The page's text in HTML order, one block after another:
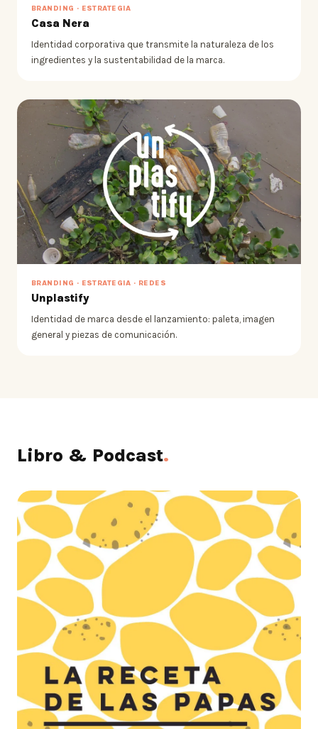
BRANDING · ESTRATEGIA
Casa Nera
Identidad corporativa que transmite la naturaleza de los
ingredientes y la sustentabilidad de la marca.
BRANDING · ESTRATEGIA · REDES
Unplastify
Identidad de marca desde el lanzamiento: paleta, imagen
general y piezas de comunicación.
Libro & Podcast.